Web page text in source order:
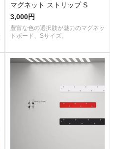
マグネット ストリップ S
3,000円
豊富な色の選択肢が魅力のマグネッ
トボード、Sサイズ。